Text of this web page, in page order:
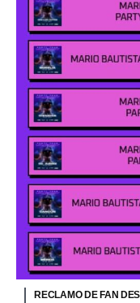
RECLAMO DE FAN